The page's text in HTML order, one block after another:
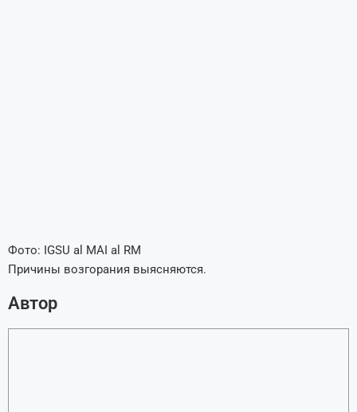
Фото: IGSU al MAI al RM
Причины возгорания выясняются.
Автор